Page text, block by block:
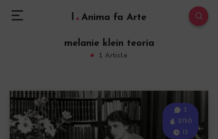
l Anima fa Arte
melanie klein teoria
1 Article
3
2150
13